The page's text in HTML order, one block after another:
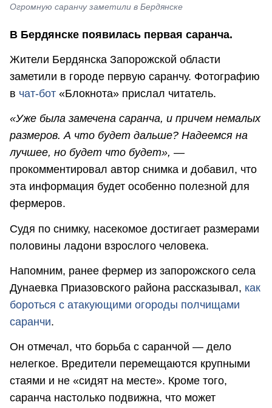
Огромную саранчу заметили в Бердянске
В Бердянске появилась первая саранча.
Жители Бердянска Запорожской области
заметили в городе первую саранчу. Фотографию
в чат-бот «Блокнота» прислал читатель.
«Уже была замечена саранча, и причем немалых
размеров. А что будет дальше? Надеемся на
лучшее, но будет что будет», —
прокомментировал автор снимка и добавил, что
эта информация будет особенно полезной для
фермеров.
Судя по снимку, насекомое достигает размерами
половины ладони взрослого человека.
Напомним, ранее фермер из запорожского села
Дунаевка Приазовского района рассказывал, как
бороться с атакующими огороды полчищами
саранчи.
Он отмечал, что борьба с саранчой — дело
нелегкое. Вредители перемещаются крупными
стаями и не «сидят на месте». Кроме того,
саранча настолько подвижна, что может